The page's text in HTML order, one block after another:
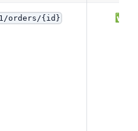
orders/{id} ✅